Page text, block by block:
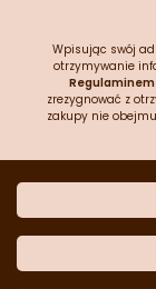
Wpisując swój
otrzymywanie
Regulaminem
zrezygnować z
zakupy nie